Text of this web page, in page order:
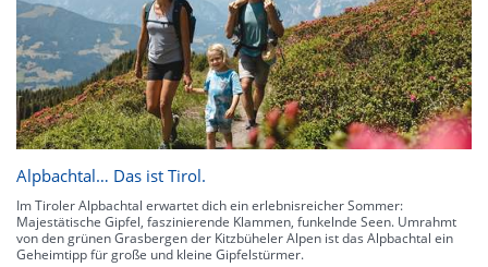
Alpbachtal… Das ist Tirol.
Im Tiroler Alpbachtal erwartet dich ein erlebnisreicher Sommer:
Majestätische Gipfel, faszinierende Klammen, funkelnde Seen. Umrahmt
von den grünen Grasbergen der Kitzbüheler Alpen ist das Alpbachtal ein
Geheimtipp für große und kleine Gipfelstürmer.